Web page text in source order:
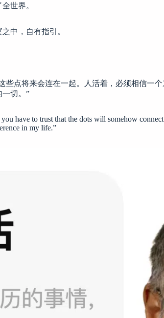
世界。
中，自有指引。
点将来会连在一起。人活着，必须相信一
切。”
have to trust that the dots will somehow
in my life.”